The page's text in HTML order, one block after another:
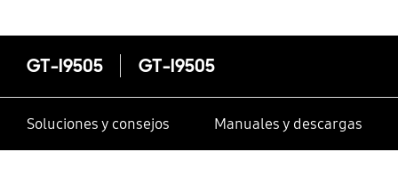
GT-I9505 GT-I9505
Soluciones y consejos Manuales y descargas